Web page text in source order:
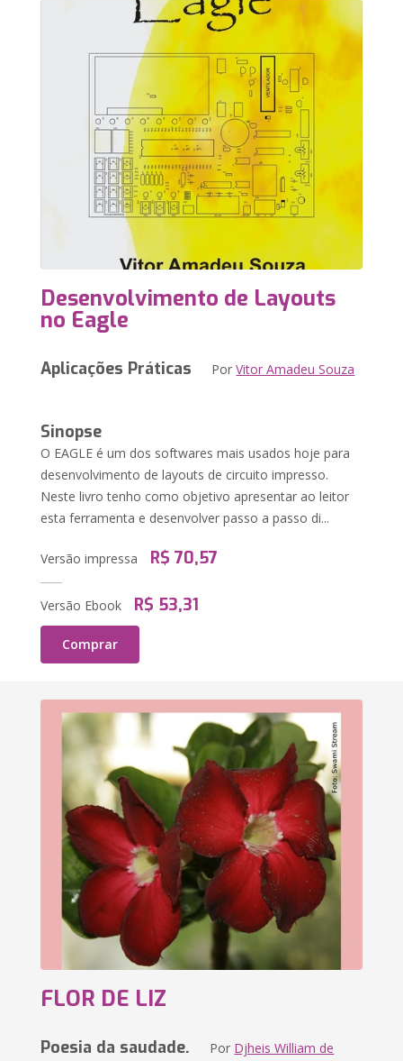
Desenvolvimento de Layouts
no Eagle
Aplicações Práticas PorVitor Amadeu Souza
Sinopse
O EAGLE é um dos softwares mais usados hoje para
desenvolvimento de layouts de circuito impresso.
Neste livro tenho como objetivo apresentar ao leitor
esta ferramenta e desenvolver passo a passo di...
Versão impressa R$ 70,57
Versão Ebook R$ 53,31
Comprar
FLOR DE LIZ
Poesia da saudade. Por Djheis William de